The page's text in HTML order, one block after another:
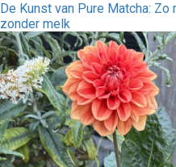
De Kunst van Pure Matcha:
zonder melk